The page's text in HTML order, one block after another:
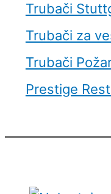
Trubači
Trubači za
Trubači
Prestige